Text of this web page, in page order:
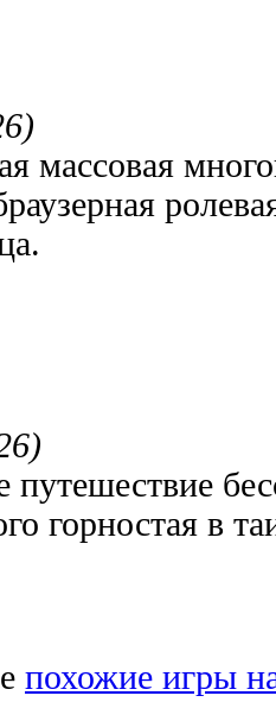
массовая
путешествие
горностая в
похожие игры